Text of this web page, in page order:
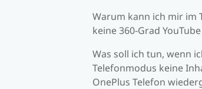
Warum kann ich mir im
keine 360-Grad
Was soll ich tun, wenn
Telefonmodus keine
OnePlus Telefon